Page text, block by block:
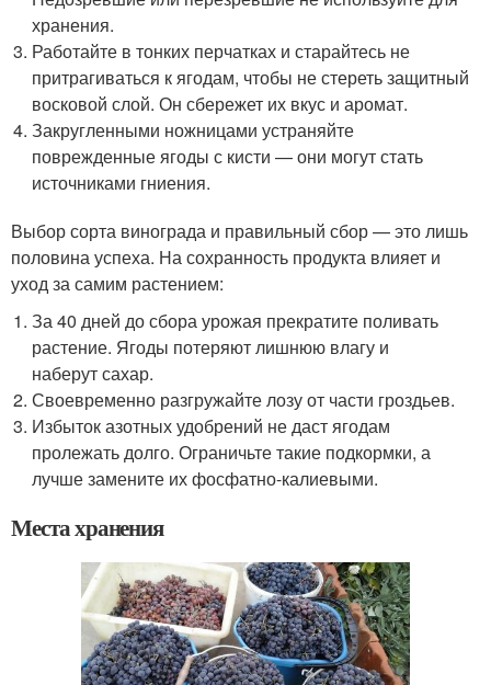
хранения.
Работайте в тонких перчатках и старайтесь не
притрагиваться к ягодам, чтобы не стереть защитный
восковой слой. Он сбережет их вкус и аромат.
Закругленными ножницами устраняйте
поврежденные ягоды с кисти — они могут стать
источниками гниения.
Выбор сорта винограда и правильный сбор — это лишь
половина успеха. На сохранность продукта влияет и
уход за самим растением:
За 40 дней до сбора урожая прекратите поливать
растение. Ягоды потеряют лишнюю влагу и
наберут сахар.
Своевременно разгружайте лозу от части гроздьев.
Избыток азотных удобрений не даст ягодам
пролежать долго. Ограничьте такие подкормки, а
лучше замените их фосфатно-калиевыми.
Места хранения